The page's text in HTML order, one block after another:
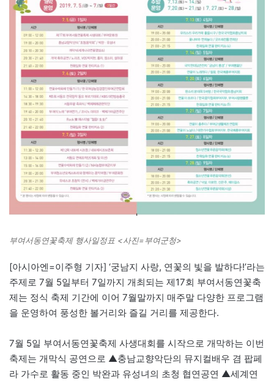
부여서동연꽃축제 행사일정표 <사진=부여군청>
[아시아엔=이주형 기자] ‘궁남지 사랑, 연꽃의 빛을 발하다!’라는
주제로 7월 5일부터 7일까지 개최되는 제17회 부여서동연꽃축
제는 정식 축제 기간에 이어 7월말까지 매주말 다양한 프로그램
을 운영하여 풍성한 볼거리와 즐길 거리를 제공한다.
7월 5일 부여서동연꽃축제 사생대회를 시작으로 개막하는 이번
축제는 개막식 공연으로 ▲충남교향악단의 뮤지컬배우 겸 팝페
라 가수로 활동 중인 박완과 유성녀의 초청 협연공연 ▲세계연